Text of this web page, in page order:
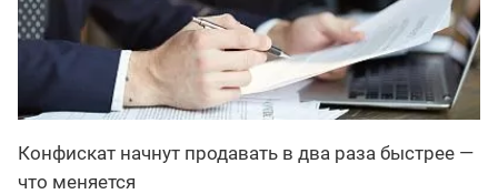
Конфискат начнут продавать в два раза быстрее —
что меняется